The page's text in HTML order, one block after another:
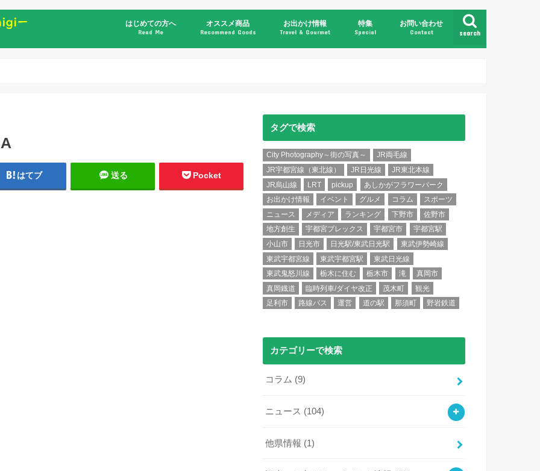
search
はじめての方へ
Read Me
オススメ商品
Recommend Goods
お出かけ情報
Travel & Gourmet
特集
Special
お問い合わせ
Contact
はてブ 送る Pocket
タグで検索
City Photography～街の写真～
JR両毛線
JR宇都宮線（東北線）
JR日光線
JR東北本線
JR烏山線
LRT pickup
あしかがフラワーパーク
お出かけ情報
イベント グルメ コラム
スポーツ
ニュース
メディア ランキング 下野市
佐野市
地方創生
宇都宮ブレックス 宇都宮市
宇都宮駅
小山市
日光市 日光駅/東武日光駅
東武伊勢崎線
東武宇都宮線
東武宇都宮駅
東武日光線
東武鬼怒川線
栃木に住む 栃木市 滝
真岡市
真岡鐡道
臨時列車/ダイヤ改正 茂木町
観光
足利市
路線バス 運営 道の駅 那須町 野岩鉄道
カテゴリーで検索
コラム (9)
ニュース (104)
他県情報 (1)